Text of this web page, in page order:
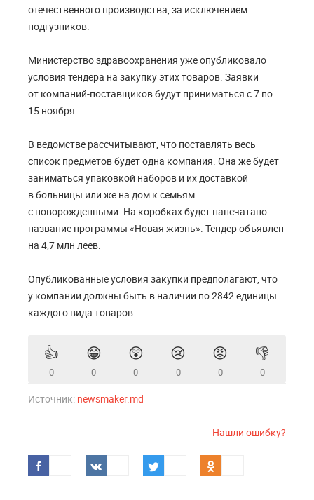
отечественного производства, за исключением
подгузников.
Министерство здравоохранения уже опубликовало
условия тендера на закупку этих товаров. Заявки
от компаний-поставщиков будут приниматься с 7 по
15 ноября.
В ведомстве рассчитывают, что поставлять весь
список предметов будет одна компания. Она же будет
заниматься упаковкой наборов и их доставкой
в больницы или же на дом к семьям
с новорожденными. На коробках будет напечатано
название программы «Новая жизнь». Тендер объявлен
на 4,7 млн леев.
Опубликованные условия закупки предполагают, что
у компании должны быть в наличии по 2842 единицы
каждого вида товаров.
👍
0
😁
0
😲
0
😢
0
😡
0
👎
0
Источник: newsmaker.md
Нашли ошибку?